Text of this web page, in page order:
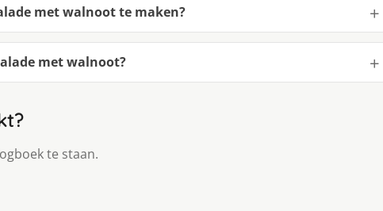
met walnoot te maken?
met walnoot?
te staan.